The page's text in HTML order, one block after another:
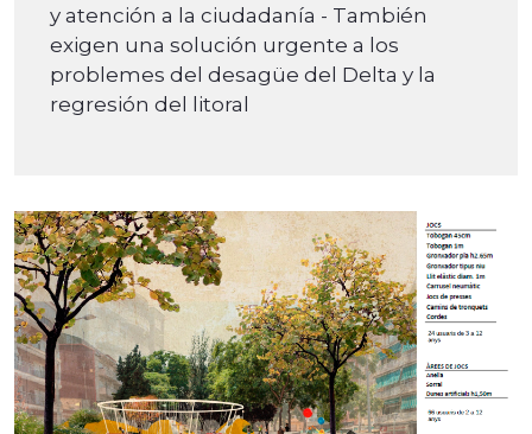
y atención a la ciudadanía - También
exigen una solución urgente a los
problemes del desagüe del Delta y la
regresión del litoral